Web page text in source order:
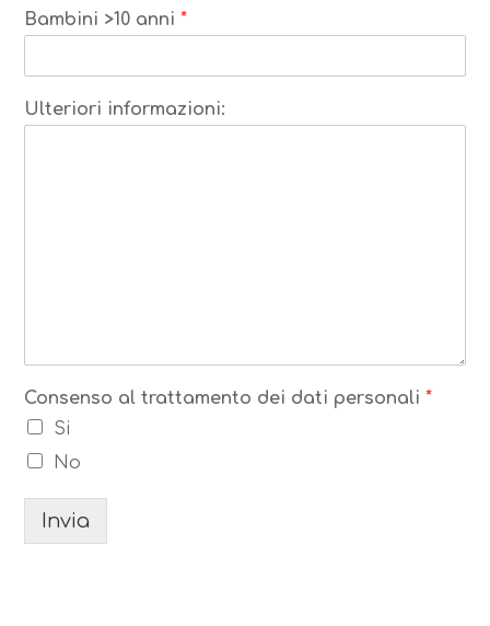
Bambini >10 anni*
Ulteriori informazioni:
Consenso al trattamento dei dati personali*
Si
No
Invia